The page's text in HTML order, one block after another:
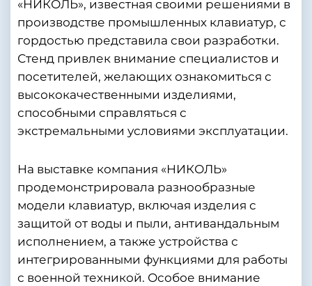
«НИКОЛЬ», известная своими решениями в
производстве промышленных клавиатур, с
гордостью представила свои разработки.
Стенд привлек внимание специалистов и
посетителей, желающих ознакомиться с
высококачественными изделиями,
способными справляться с
экстремальными условиями эксплуатации.
На выставке компания «НИКОЛЬ»
продемонстрировала разнообразные
модели клавиатур, включая изделия с
защитой от воды и пыли, антивандальным
исполнением, а также устройства с
интегрированными функциями для работы
с военной техникой. Особое внимание